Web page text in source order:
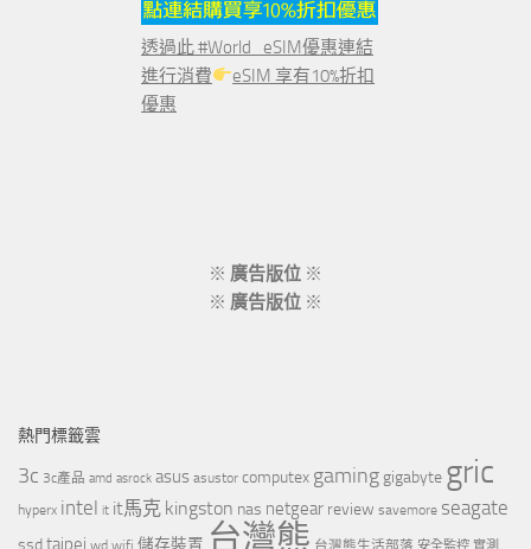
透過此 #World_eSIM優惠連結
進行消費
eSIM 享有10%折扣
優惠
※ 廣告版位 ※
※ 廣告版位 ※
熱門標籤雲
3c 3c產品 amd asrock asus asustor computex gaming gigabyte gric
hyperx intel it it馬克 kingston nas netgear review savemore seagate
ssdtaipei wd wifi 儲存裝置 台灣熊 台灣熊生活部落 安全監控 實測